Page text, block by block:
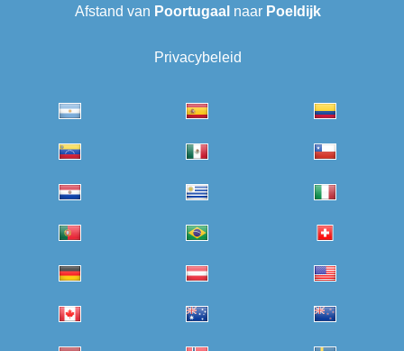
Afstand van Poortugaal naar Poeldijk
Privacybeleid